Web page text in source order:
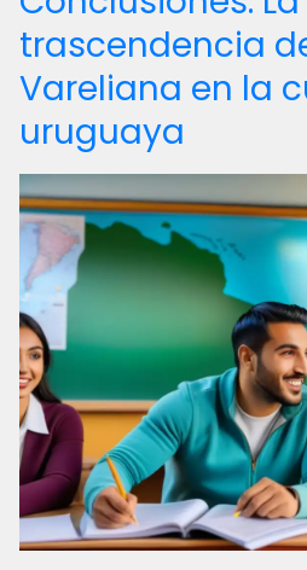
trascendencia
Vareliana en la
uruguaya